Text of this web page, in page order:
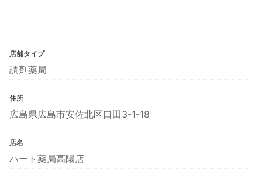
店舗タイプ
調剤薬局
住所
広島県広島市安佐北区口田3-1-18
店名
ハート薬局高陽店